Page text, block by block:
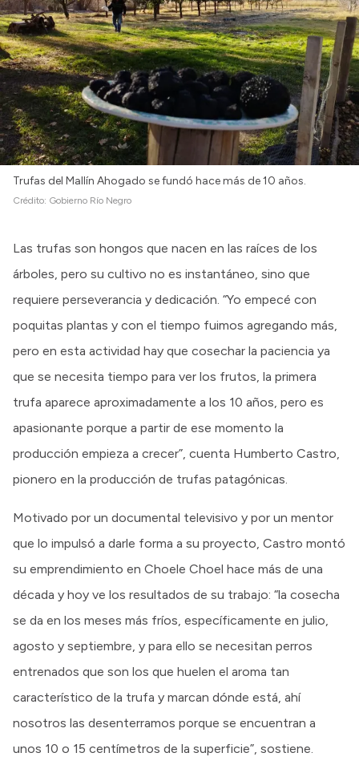
Trufas del Mallín Ahogado se fundó hace más de 10 años.
Crédito: Gobierno Río Negro
Las trufas son hongos que nacen en las raíces de los
árboles, pero su cultivo no es instantáneo, sino que
requiere perseverancia y dedicación. “Yo empecé con
poquitas plantas y con el tiempo fuimos agregando más,
pero en esta actividad hay que cosechar la paciencia ya
que se necesita tiempo para ver los frutos, la primera
trufa aparece aproximadamente a los 10 años, pero es
apasionante porque a partir de ese momento la
producción empieza a crecer”, cuenta Humberto Castro,
pionero en la producción de trufas patagónicas.
Motivado por un documental televisivo y por un mentor
que lo impulsó a darle forma a su proyecto, Castro montó
su emprendimiento en Choele Choel hace más de una
década y hoy ve los resultados de su trabajo: “la cosecha
se da en los meses más fríos, específicamente en julio,
agosto y septiembre, y para ello se necesitan perros
entrenados que son los que huelen el aroma tan
característico de la trufa y marcan dónde está, ahí
nosotros las desenterramos porque se encuentran a
unos 10 o 15 centímetros de la superficie”, sostiene.